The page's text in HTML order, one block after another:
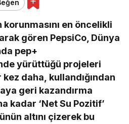
en öncelikli
gören PepsiCo, Dünya
pep+
yürüttüğü projeleri
kez daha, kullandığından
geri kazandırma
kadar ‘Net Su Pozitif’
altını çizerek bu